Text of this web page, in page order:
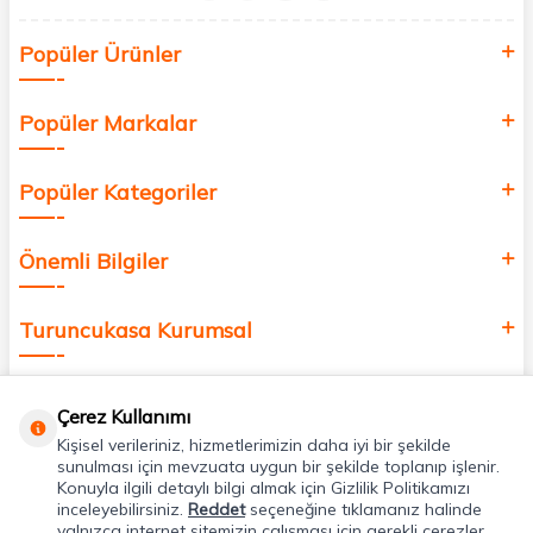
değer katmak için bize katılın!
Popüler Ürünler
Popüler Markalar
Popüler Kategoriler
Önemli Bilgiler
Turuncukasa Kurumsal
Uygulamalarımız
Çerez Kullanımı
Kişisel verileriniz, hizmetlerimizin daha iyi bir şekilde
sunulması için mevzuata uygun bir şekilde toplanıp işlenir.
Konuyla ilgili detaylı bilgi almak için Gizlilik Politikamızı
inceleyebilirsiniz. Reddetseçeneğine tıklamanız halinde